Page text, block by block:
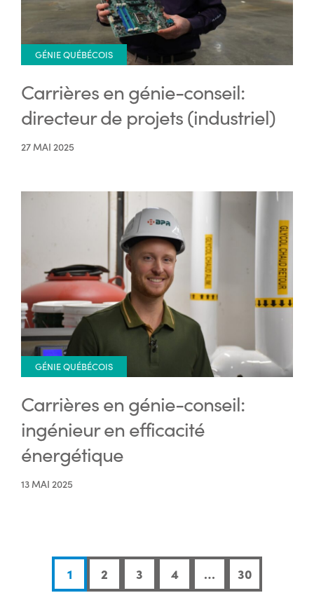
GÉNIE QUÉBÉCOIS
Carrières en génie-conseil:
directeur de projets (industriel)
27 MAI 2025
GÉNIE QUÉBÉCOIS
Carrières en génie-conseil:
ingénieur en efficacité
énergétique
13 MAI 2025
1 2 3 4 … 30